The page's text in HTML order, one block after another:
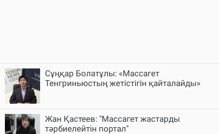
Сұңқар Болатұлы: «Массагет
Тенгриньюстың жетістігін қайталайды»
Жан Қастеев: "Массагет жастарды
тәрбиелейтін портал"